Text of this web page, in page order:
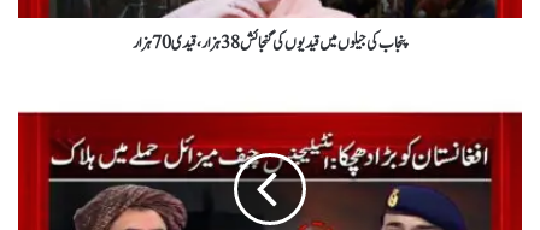
پنجاب کی جیلوں میں قیدیوں کی گنجائش 38 ہزار، قیدی 70 ہزار